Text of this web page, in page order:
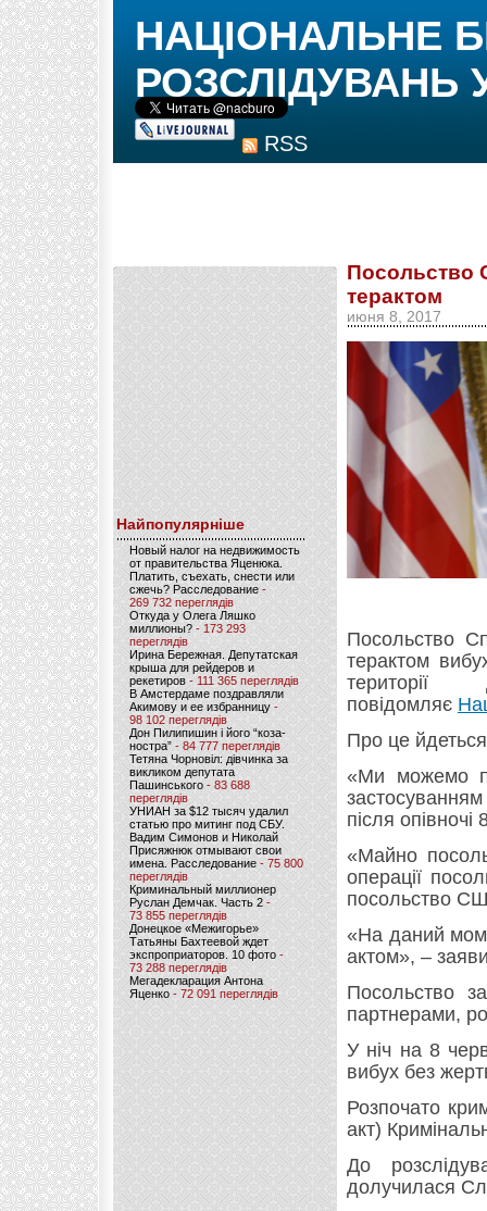
RSS
НАЦІОНАЛЬНЕ
РОЗСЛІДУВАНЬ
Найпопулярніше
Новый налог на недвижимость
от правительства Яценюка.
Платить, съехать, снести или
сжечь? Расследование-
269 732 переглядів
Откуда у Олега Ляшко
миллионы? - 173 293
переглядів
Ирина Бережная. Депутатская
крыша для рейдеров и
рекетиров - 111 365 переглядів
В Амстердаме поздравляли
Акимову и ее избранницу -
98 102 переглядів
Дон Пилипишин і його “коза-
ностра” - 84 777 переглядів
Тетяна Чорновіл: дівчинка за
викликом депутата
Пашинського- 83 688
переглядів
УНИАН за $12 тысяч удалил
статью про митинг под СБУ.
Вадим Симонов и Николай
Присяжнюк отмывают свои
имена. Расследование - 75 800
переглядів
Криминальный миллионер
Руслан Демчак. Часть 2-
73 855 переглядів
Донецкое «Межигорье»
Татьяны Бахтеевой ждет
экспроприаторов. 10 фото -
73 288 переглядів
Мегадекларация Антона
Яценко - 72 091 переглядів
Посольство
терактом
июня 8, 2017
Посольство
терактом
повідомляє
Про це
«Ми можемо
після
«Майно
операції
посольство
«На даний
актом», –
Посольство
партнерами,
У ніч на 8
вибух без
Розпочато
акт)
До
долучилася